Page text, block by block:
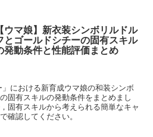
【ウマ娘】新衣装シンボリルドル
とゴールドシチーの固有スキル
発動条件と性能評価まとめ
」における新育成ウマ娘の和装シンボ
固有スキルの発動条件をまとめまし
固有スキルから考えられる簡単なキャ
確認してください。